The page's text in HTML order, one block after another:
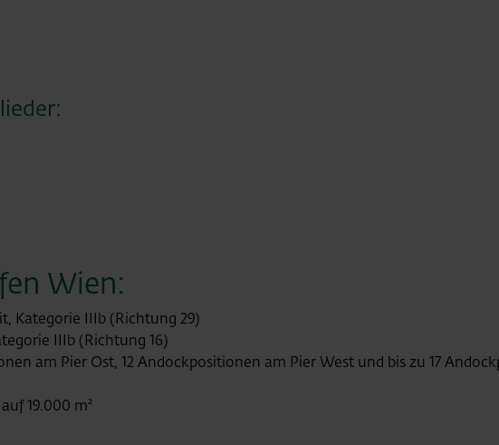
Wien:
Kategorie IIIb (Richtung 29)
IIIb (Richtung 16)
am Pier Ost, 12 Andockpositionen am Pier West und bis zu 17
19.000 m²